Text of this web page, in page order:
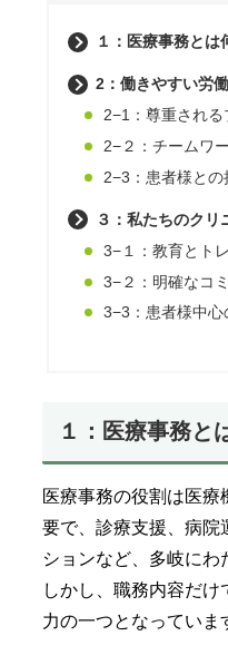
１：医療事務とは
2：働きやすい労
2−1：尊重され
2−２：チームワ
2−3：患者様との
３：私たちのクリ
3−１：教育とト
3−２：明確なコ
3−3：患者様中心
１：医療事務と
医療事務の役割は医
要で、診療支援、病院
ションなど、多岐にわ
しかし、職務内容だ
力の一つとなっていま